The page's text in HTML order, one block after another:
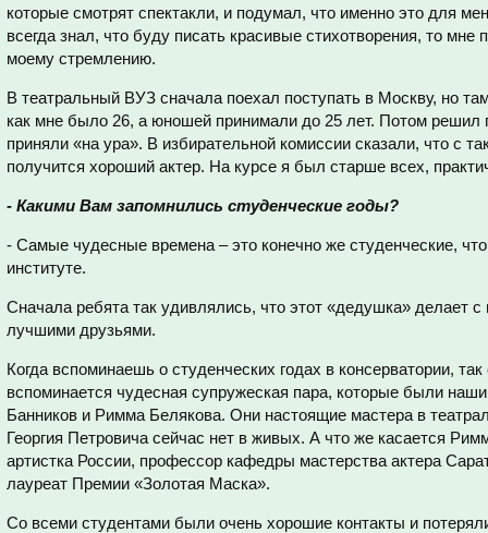
которые смотрят спектакли, и подумал, что именно это для
всегда знал, что буду писать красивые стихотворения, то мне
моему стремлению.
В театральный ВУЗ сначала поехал поступать в Москву, но
как мне было 26, а юношей принимали до 25 лет. Потом решил
приняли «на ура». В избирательной комиссии сказали, что с
получится хороший актер. На курсе я был старше всех,
- Какими Вам запомнились студенческие годы?
- Самые чудесные времена – это конечно же студенческие,
институте.
Сначала ребята так удивлялись, что этот «дедушка» делает
лучшими друзьями.
Когда вспоминаешь о студенческих годах в консерватории,
вспоминается чудесная супружеская пара, которые были
Банников и Римма Белякова. Они настоящие мастера в
Георгия Петровича сейчас нет в живых. А что же касается
артистка России, профессор кафедры мастерства актера
лауреат Премии «Золотая Маска».
Со всеми студентами были очень хорошие контакты и